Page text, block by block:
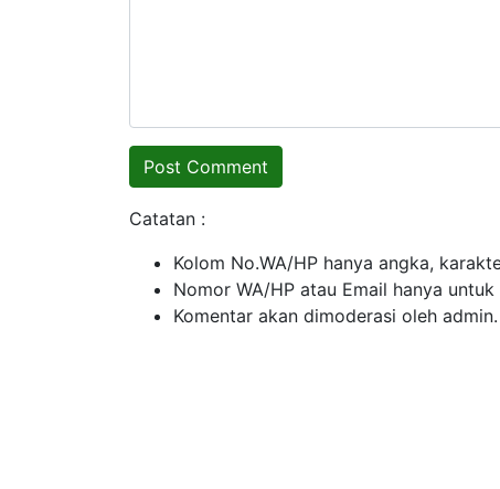
Catatan :
Kolom No.WA/HP hanya angka,
Nomor WA/HP atau Email hanya
Komentar akan dimoderasi oleh admin.